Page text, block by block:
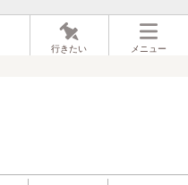
行きたい メニュー